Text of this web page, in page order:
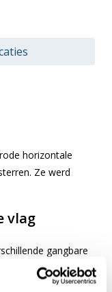
horizontale
Ze werd
vlag
gangbare
via de keuze optie.
glanspolyester